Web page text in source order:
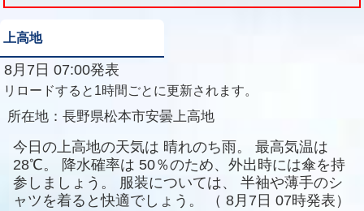
上高地
8月7日 07:00発表
リロードすると1時間ごとに更新されます。
所在地： 長野県松本市安曇上高地
今日の上高地の天気は 晴れのち雨。
最高気温は
28℃。
降水確率は 50％のため、外出時には傘を持
参しましょう。
服装については、
半袖や薄手のシ
ャツを着ると快適でしょう。
（ 8月7日 07時発表）